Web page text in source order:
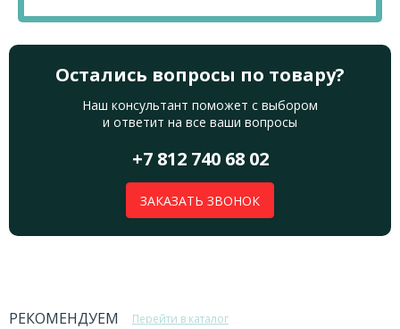
Остались вопросы по товару?
Наш консультант поможет с выбором
и ответит на все ваши вопросы
+7 812 740 68 02
ЗАКАЗАТЬ ЗВОНОК
РЕКОМЕНДУЕМ Перейти в каталог